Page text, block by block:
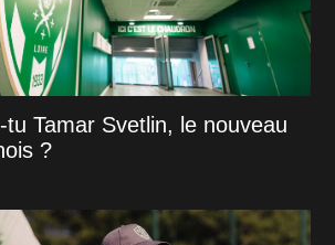
Tamar Svetlin, le nouveau
?